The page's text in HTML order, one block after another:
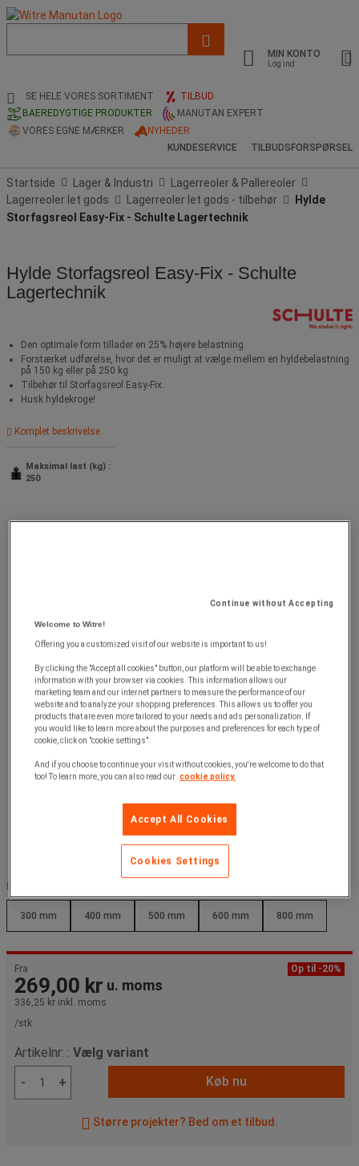
og
søgehistorik
MIN KONTO
Log ind
SE HELE VORES SORTIMENT
TILBUD
BAEREDYGTIGE PRODUKTER
MANUTAN EXPERT
VORES EGNE MÆRKER
NYHEDER
KUNDESERVICE
TILBUDSFORSPØRSEL
Startside Lager & Industri
Lagerreoler & Pallereoler
Lagerreoler let gods
Lagerreoler let gods - tilbehør
Hylde
Storfagsreol Easy-Fix - Schulte Lagertechnik
Hylde Storfagsreol Easy-Fix - Schulte
Lagertechnik
Den optimale form tillader en 25% højere belastning.
Forstærket udførelse, hvor det er muligt at vælge mellem en hyldebelastning
på 150 kg eller på 250 kg.
Tilbehør til Storfagsreol Easy-Fix.
Husk hyldekroge!
Komplet beskrivelse
Maksimal last (kg) :
250
Dybde (mm) :
300 mm 400 mm 500 mm 600 mm 800 mm
Op til -20%
Fra
269,00 kr u. moms
336,25 kr inkl. moms
/stk
Artikelnr: : Vælg variant
-
+ Køb nu
Større projekter? Bed om et tilbud.
Continue without Accepting
Welcome to Witre!
Offering you a customized visit of our website is important to us!
By clicking the "Accept all cookies" button, our platform will be able to exchange
information with your browser via cookies. This information allows our
marketing team and our internet partners to measure the performance of our
website and to analyze your shopping preferences. This allows us to offer you
products that are even more tailored to your needs and ads personalization. If
you would like to learn more about the purposes and preferences for each type of
cookie, click on "cookie settings".
And if you choose to continue your visit without cookies, you're welcome to do that
too! To learn more, you can also read our cookie policy.
Accept All Cookies
Cookies Settings